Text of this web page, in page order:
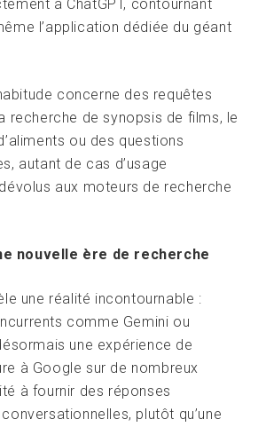
à ChatGPT, contournant
l’application dédiée du géant
concerne des requêtes
recherche de synopsis de films, le
ou des questions
autant de cas d’usage
aux moteurs de recherche
nouvelle ère de recherche
une réalité incontournable :
comme Gemini ou
une expérience de
à Google sur de nombreux
à fournir des réponses
plutôt qu’une